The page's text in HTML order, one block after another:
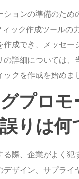
ョンの準備のた
ック作成ツールの
成でき、メッセ
詳細については
クを作成を始めま
プロ
りは何
際、企業がよく
ザイン、サプライ